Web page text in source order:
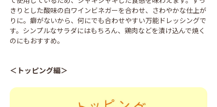
きりとした酸味の白ワインビネガーを合わせ、さわやかな仕上が
りに。癖がないから、何にでも合わせやすい万能ドレッシングで
す。シンプルなサラダにはもちろん、鶏肉などを漬け込んで焼く
のにもおすすめ。
＜トッピング編＞